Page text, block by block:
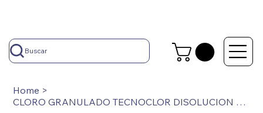
Buscar
Home >
CLORO GRANULADO TECNOCLOR DISOLUCION RAPIDA X 1 KG